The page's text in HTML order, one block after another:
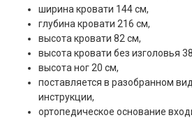
ширина кровати 144 см,
глубина кровати 216 см,
высота кровати 82 см,
высота кровати без изголовья
высота ног 20 см,
поставляется в разобранном
инструкции,
ортопедическое основание